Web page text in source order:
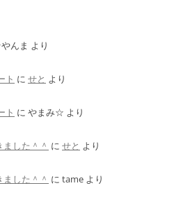
んま より
ト に せと より
ト に やまみ☆ より
した＾＾ に せと より
した＾＾ に tame より